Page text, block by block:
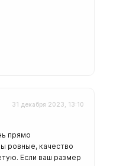
31 декабря 2023, 13:10
прямо
ровные, качество
Если ваш размер